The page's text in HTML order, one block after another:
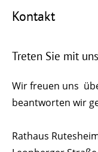
Kontakt
Treten Sie mit
Wir freuen uns
beantworten wir
Rathaus